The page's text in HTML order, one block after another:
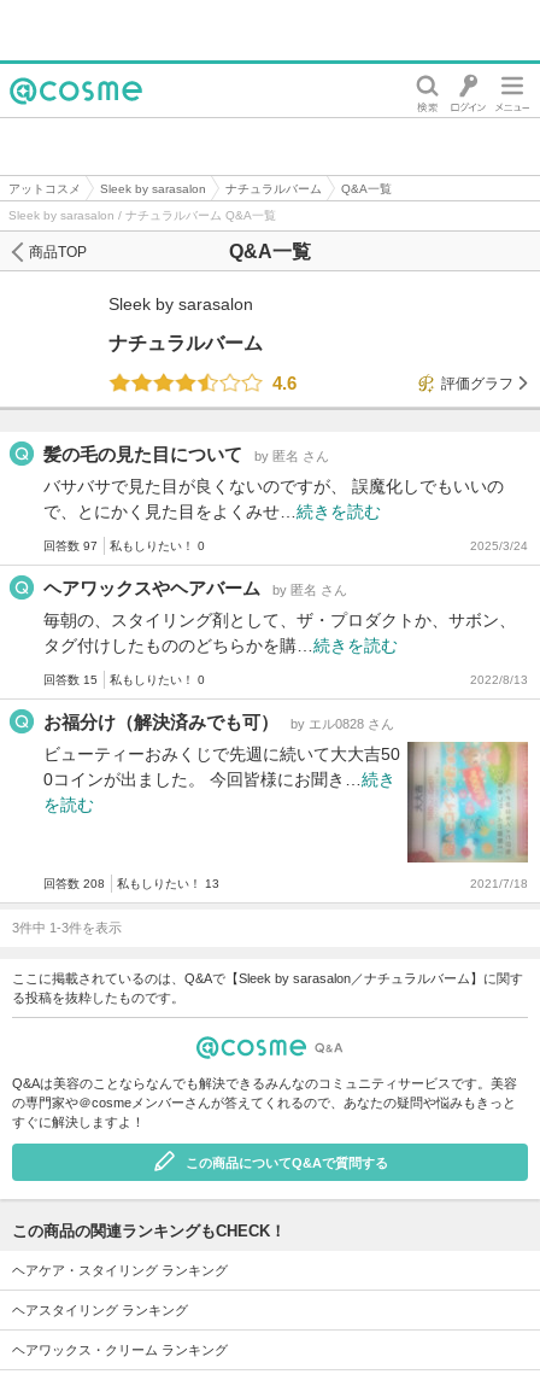
アットコスメ Sleek by sarasalon ナチュラルバーム
Q&A一覧
Sleek by sarasalon / ナチュラルバーム Q&A一覧
Q&A一覧
商品TOP
Sleek by sarasalon
ナチュラルバーム
4.6
評価グラフ
髪の毛の見た目について by 匿名 さん
バサバサで見た目が良くないのですが、 誤魔化しでもいいの
で、とにかく見た目をよくみせ… 続きを読む
回答数 97 私もしりたい！ 0 2025/3/24
ヘアワックスやヘアバーム by 匿名 さん
毎朝の、スタイリング剤として、ザ・プロダクトか、サボン、
タグ付けしたもののどちらかを購… 続きを読む
回答数 15 私もしりたい！ 0 2022/8/13
お福分け（解決済みでも可） by エル0828 さん
ビューティーおみくじで先週に続いて大大吉50
0コインが出ました。 今回皆様にお聞き… 続き
を読む
回答数 208 私もしりたい！ 13 2021/7/18
3件中 1-3件を表示
ここに掲載されているのは、Q&Aで【Sleek by sarasalon／ナチュラルバーム】に関す
る投稿を抜粋したものです。
Q&Aは美容のことならなんでも解決できるみんなのコミュニティサービスです。美容
の専門家や＠cosmeメンバーさんが答えてくれるので、あなたの疑問や悩みもきっと
すぐに解決しますよ！
この商品についてQ&Aで質問する
この商品の関連ランキングもCHECK！
ヘアケア・スタイリング ランキング
ヘアスタイリング ランキング
ヘアワックス・クリーム ランキング